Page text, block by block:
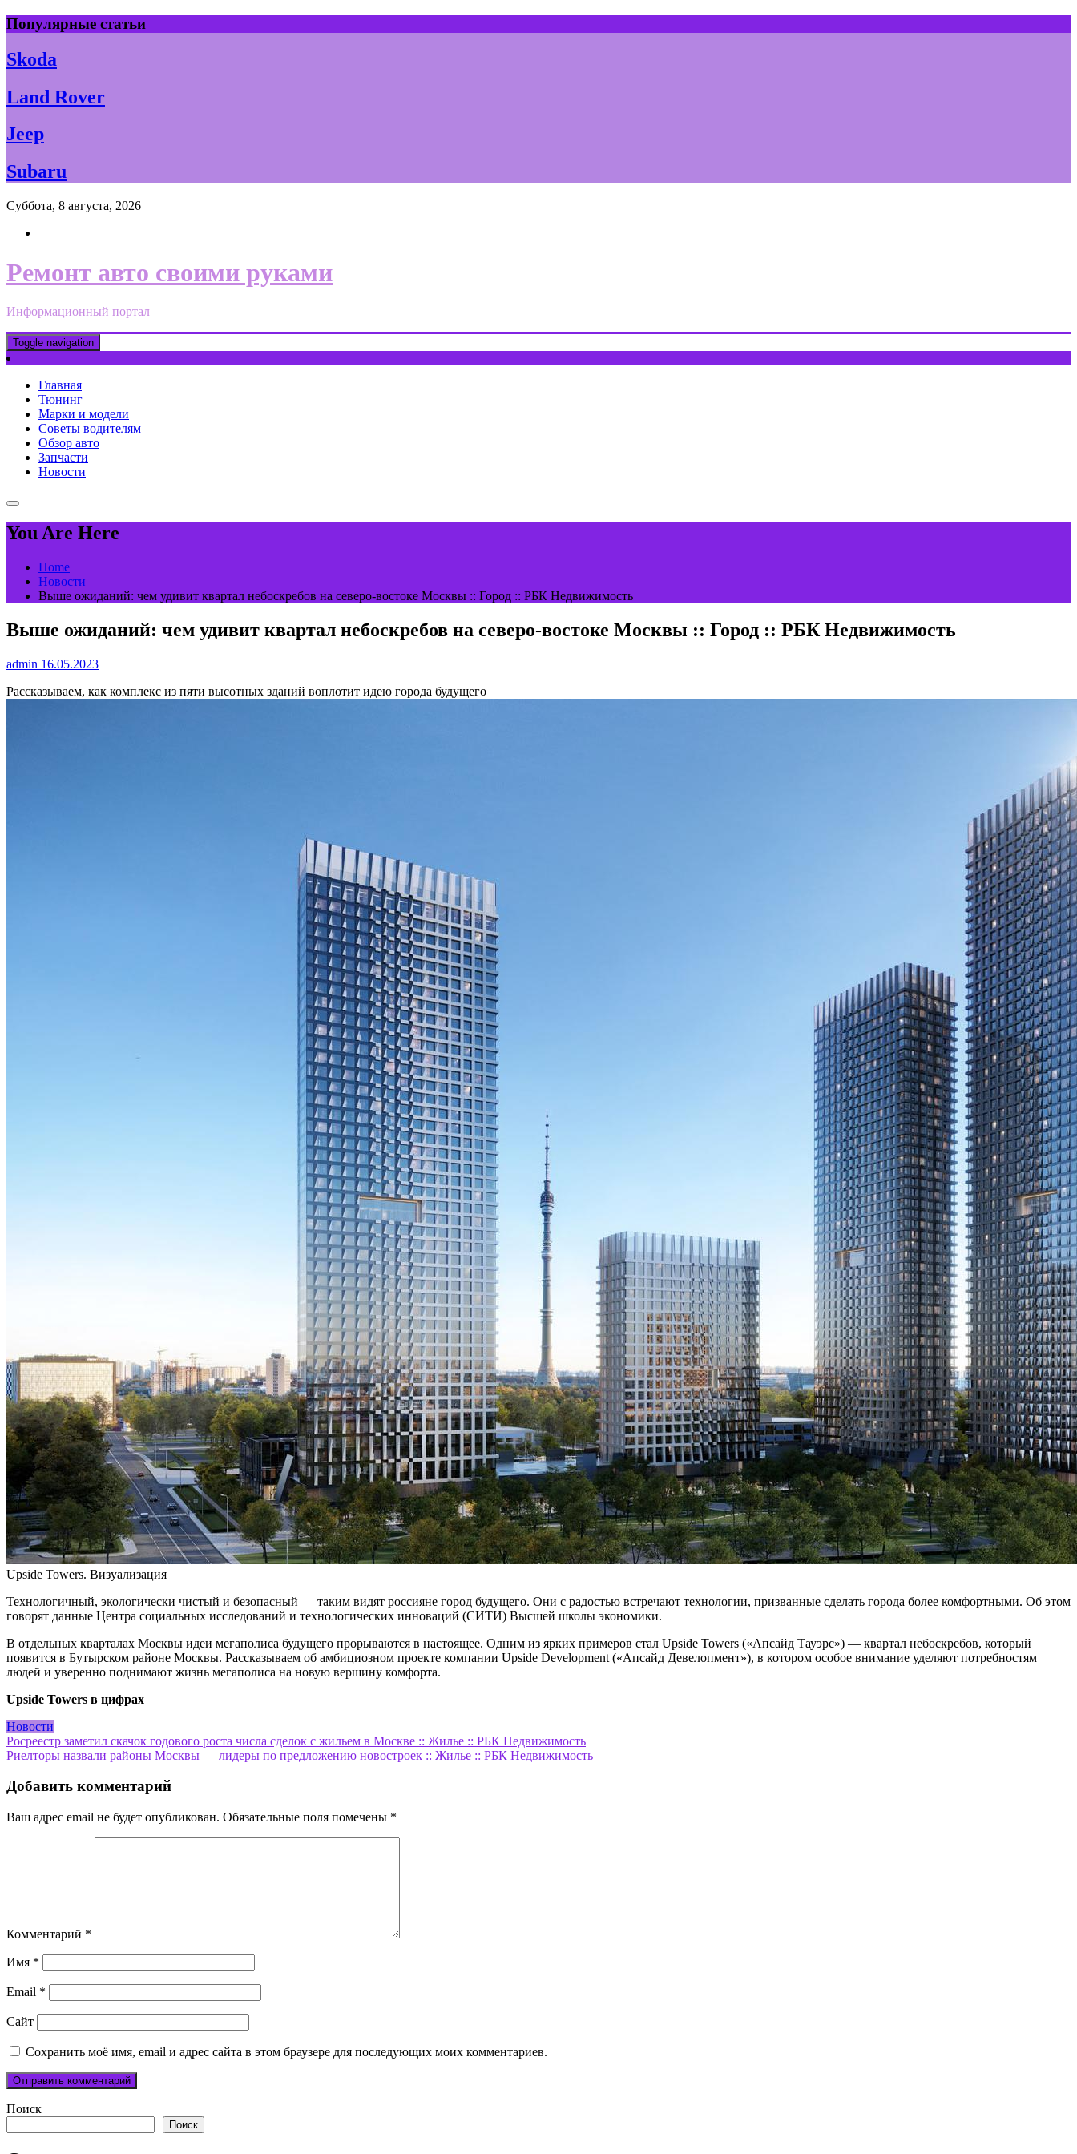
Skip
to
content
Популярные статьи
Skoda
Land Rover
Jeep
Subaru
Суббота, 8 августа, 2026
Ремонт авто своими руками
Информационный портал
Toggle navigation
Главная
Тюнинг
Марки и модели
Советы водителям
Обзор авто
Запчасти
Новости
You Are Here
Home
Новости
Выше ожиданий: чем удивит квартал небоскребов на северо-востоке Москвы :: Город :: РБК Недвижимость
Выше ожиданий: чем удивит квартал небоскребов на северо-востоке Москвы :: Город :: РБК Недвижимость
admin 16.05.2023
Рассказываем, как комплекс из пяти высотных зданий воплотит идею города будущего
Upside Towers. Визуализация
Технологичный, экологически чистый и безопасный — таким видят россияне город будущего. Они с радостью встречают технологии, призванные сделать города более комфортными. Об этом
говорят данные Центра социальных исследований и технологических инноваций (СИТИ) Высшей школы экономики.
В отдельных кварталах Москвы идеи мегаполиса будущего прорываются в настоящее. Одним из ярких примеров стал Upside Towers («Апсайд Тауэрс») — квартал небоскребов, который
появится в Бутырском районе Москвы. Рассказываем об амбициозном проекте компании Upside Development («Апсайд Девелопмент»), в котором особое внимание уделяют потребностям
людей и уверенно поднимают жизнь мегаполиса на новую вершину комфорта.
Upside Towers в цифрах
Новости
Навигация
по
записям
Росреестр заметил скачок годового роста числа сделок с жильем в Москве :: Жилье :: РБК Недвижимость
Риелторы назвали районы Москвы — лидеры по предложению новостроек :: Жилье :: РБК Недвижимость
Добавить комментарий
Ваш адрес email не будет опубликован. Обязательные поля помечены *
Комментарий *
Имя *
Email *
Сайт
Сохранить моё имя, email и адрес сайта в этом браузере для последующих моих комментариев.
Поиск
Поиск